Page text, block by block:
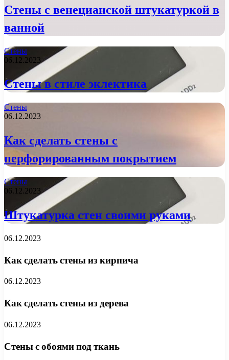
Стены с венецианской штукатуркой в
ванной
Стены
06.12.2023
Стены в стиле эклектика
Стены
06.12.2023
Как сделать стены с
перфорированным покрытием
Стены
06.12.2023
Штукатурка стен своими руками
06.12.2023
Как сделать стены из кирпича
06.12.2023
Как сделать стены из дерева
06.12.2023
Стены с обоями под ткань